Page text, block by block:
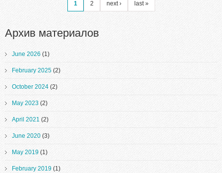
1 2 next › last »
Архив материалов
June 2026 (1)
February 2025 (2)
October 2024 (2)
May 2023 (2)
April 2021 (2)
June 2020 (3)
May 2019 (1)
February 2019 (1)